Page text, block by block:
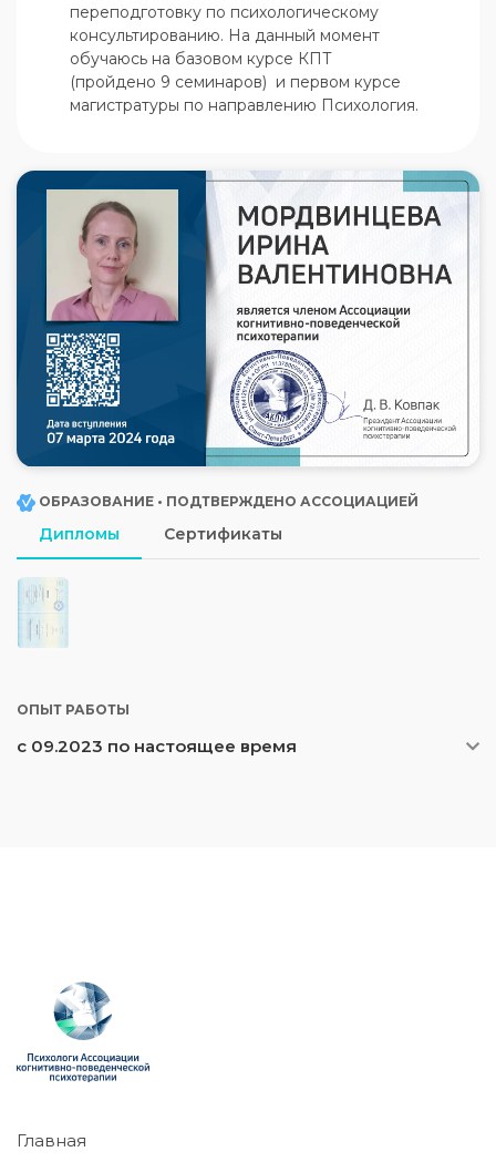
переподготовку по психологическому
консультированию. На данный момент
обучаюсь на базовом курсе КПТ
(пройдено 9 семинаров)  и первом курсе
магистратуры по направлению Психология.
ОБРАЗОВАНИЕ • ПОДТВЕРЖДЕНО АССОЦИАЦИЕЙ
Дипломы Сертификаты
ОПЫТ РАБОТЫ
с 09.2023 по настоящее время
Главная